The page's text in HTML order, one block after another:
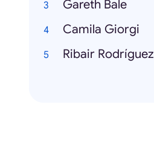
Gareth Bale
Camila Giorgi
Ribair Rodríguez